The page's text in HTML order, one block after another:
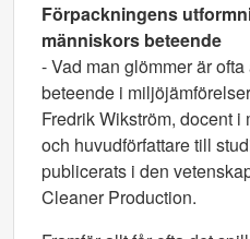
Förpackningens
människors beteende
- Vad man glömmer är
beteende i
Fredrik Wikström, docent
och huvudförfattare till
publicerats i den
Cleaner Production.